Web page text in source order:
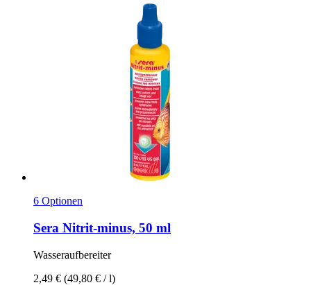
6 Optionen
Sera Nitrit-​minus, 50 ml
Wasseraufbereiter
2,49 € (49,80 € / l)